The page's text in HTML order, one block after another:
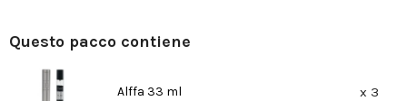
Questo pacco contiene
Alffa 33 ml x 3